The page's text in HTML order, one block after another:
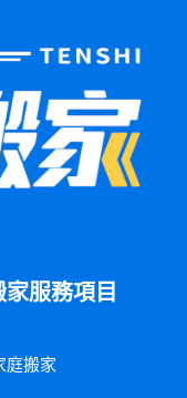
家服務項目
庭搬家